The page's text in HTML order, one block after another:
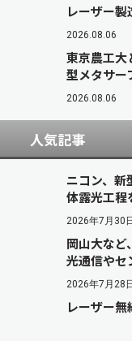
レーザー
2026.08.06
東京農工大
型メタサー
2026.08.06
人気記事
ニコン、
体露光工程
2026年7月30日
岡山大な
光通信やセ
2026年7月28日
レーザー